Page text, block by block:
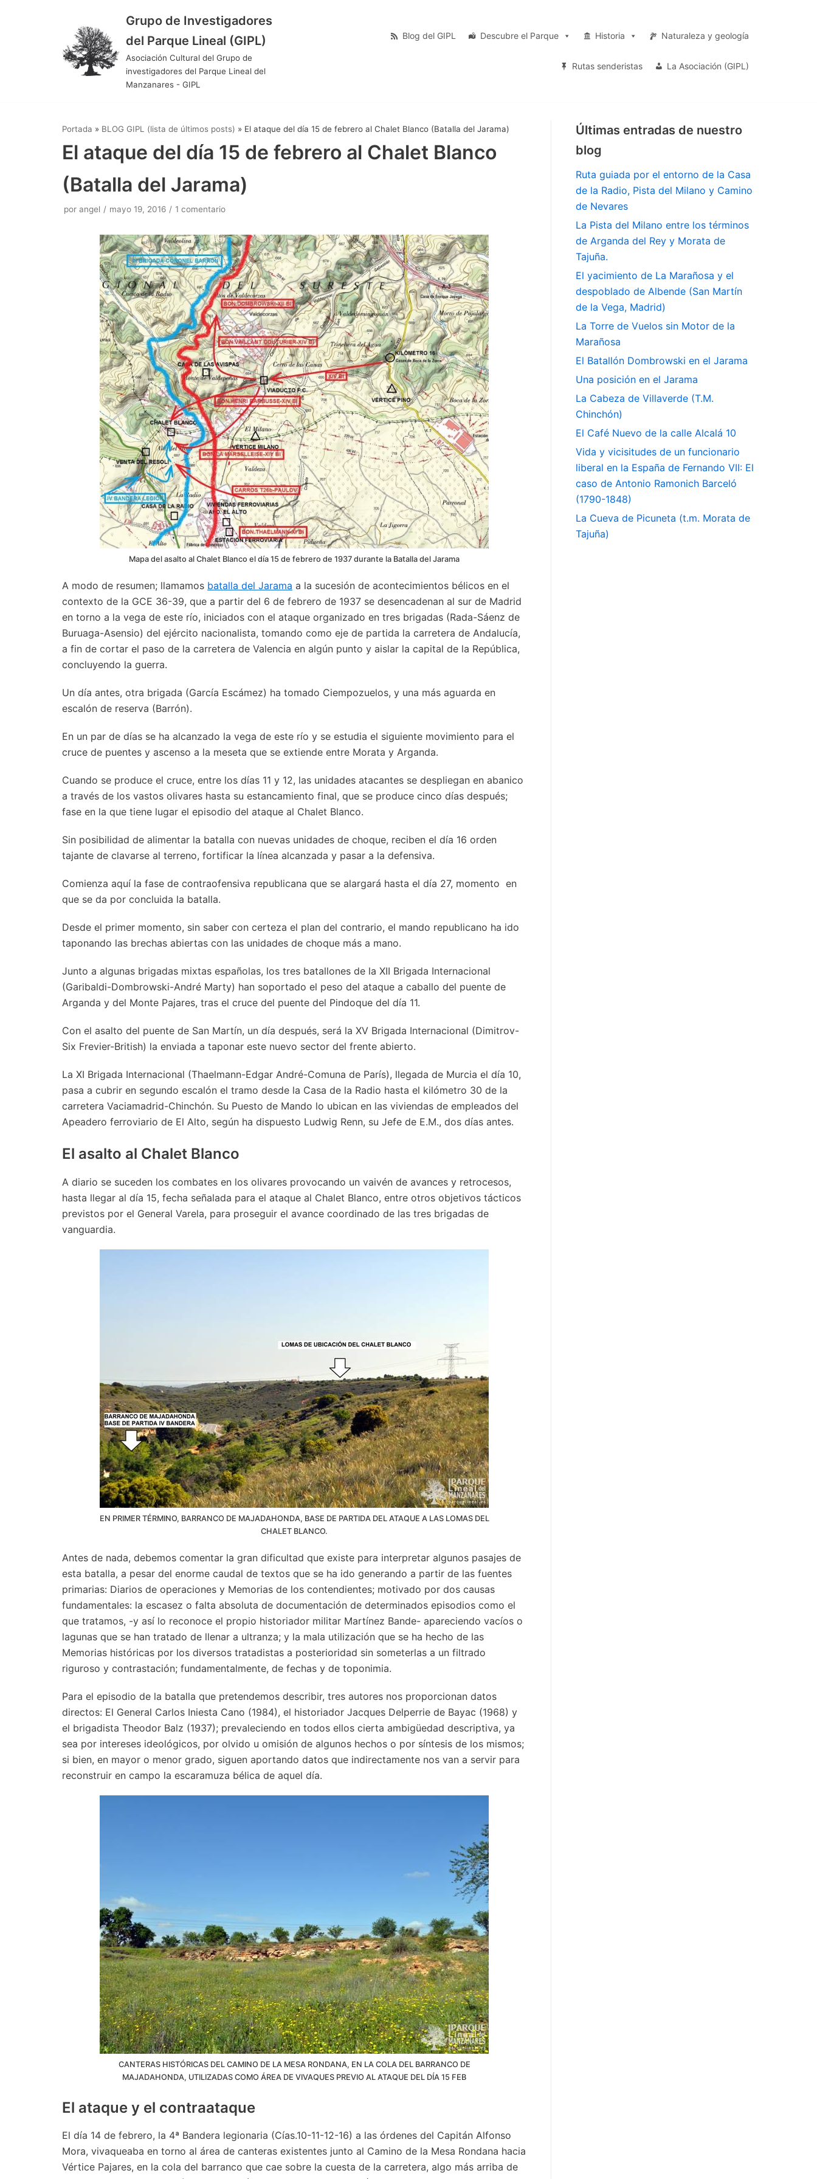
Grupo de Investigadores
del Parque Lineal (GIPL)
Asociación Cultural del Grupo de
investigadores del Parque Lineal del
Manzanares - GIPL
Blog del GIPL Descubre el Parque Historia Naturaleza y geología
Rutas senderistas La Asociación (GIPL)
Portada » BLOG GIPL (lista de últimos posts) » El ataque del día 15 de febrero al Chalet Blanco (Batalla del Jarama)
El ataque del día 15 de febrero al Chalet Blanco
(Batalla del Jarama)
por angel mayo 19, 2016 1 comentario
Mapa del asalto al Chalet Blanco el día 15 de febrero de 1937 durante la Batalla del Jarama
A modo de resumen; llamamos batalla del Jarama a la sucesión de acontecimientos bélicos en el
contexto de la GCE 36-39, que a partir del 6 de febrero de 1937 se desencadenan al sur de Madrid
en torno a la vega de este río, iniciados con el ataque organizado en tres brigadas (Rada-Sáenz de
Buruaga-Asensio) del ejército nacionalista, tomando como eje de partida la carretera de Andalucía,
a fin de cortar el paso de la carretera de Valencia en algún punto y aislar la capital de la República,
concluyendo la guerra.
Un día antes, otra brigada (García Escámez) ha tomado Ciempozuelos, y una más aguarda en
escalón de reserva (Barrón).
En un par de días se ha alcanzado la vega de este río y se estudia el siguiente movimiento para el
cruce de puentes y ascenso a la meseta que se extiende entre Morata y Arganda.
Cuando se produce el cruce, entre los días 11 y 12, las unidades atacantes se despliegan en abanico
a través de los vastos olivares hasta su estancamiento final, que se produce cinco días después;
fase en la que tiene lugar el episodio del ataque al Chalet Blanco.
Sin posibilidad de alimentar la batalla con nuevas unidades de choque, reciben el día 16 orden
tajante de clavarse al terreno, fortificar la línea alcanzada y pasar a la defensiva.
Comienza aquí la fase de contraofensiva republicana que se alargará hasta el día 27, momento en
que se da por concluida la batalla.
Desde el primer momento, sin saber con certeza el plan del contrario, el mando republicano ha ido
taponando las brechas abiertas con las unidades de choque más a mano.
Junto a algunas brigadas mixtas españolas, los tres batallones de la XII Brigada Internacional
(Garibaldi-Dombrowski-André Marty) han soportado el peso del ataque a caballo del puente de
Arganda y del Monte Pajares, tras el cruce del puente del Pindoque del día 11.
Con el asalto del puente de San Martín, un día después, será la XV Brigada Internacional (Dimitrov-
Six Frevier-British) la enviada a taponar este nuevo sector del frente abierto.
La XI Brigada Internacional (Thaelmann-Edgar André-Comuna de París), llegada de Murcia el día 10,
pasa a cubrir en segundo escalón el tramo desde la Casa de la Radio hasta el kilómetro 30 de la
carretera Vaciamadrid-Chinchón. Su Puesto de Mando lo ubican en las viviendas de empleados del
Apeadero ferroviario de El Alto, según ha dispuesto Ludwig Renn, su Jefe de E.M., dos días antes.
El asalto al Chalet Blanco
A diario se suceden los combates en los olivares provocando un vaivén de avances y retrocesos,
hasta llegar al día 15, fecha señalada para el ataque al Chalet Blanco, entre otros objetivos tácticos
previstos por el General Varela, para proseguir el avance coordinado de las tres brigadas de
vanguardia.
EN PRIMER TÉRMINO, BARRANCO DE MAJADAHONDA, BASE DE PARTIDA DEL ATAQUE A LAS LOMAS DEL
CHALET BLANCO.
Antes de nada, debemos comentar la gran dificultad que existe para interpretar algunos pasajes de
esta batalla, a pesar del enorme caudal de textos que se ha ido generando a partir de las fuentes
primarias: Diarios de operaciones y Memorias de los contendientes; motivado por dos causas
fundamentales: la escasez o falta absoluta de documentación de determinados episodios como el
que tratamos, -y así lo reconoce el propio historiador militar Martínez Bande- apareciendo vacíos o
lagunas que se han tratado de llenar a ultranza; y la mala utilización que se ha hecho de las
Memorias históricas por los diversos tratadistas a posterioridad sin someterlas a un filtrado
riguroso y contrastación; fundamentalmente, de fechas y de toponimia.
Para el episodio de la batalla que pretendemos describir, tres autores nos proporcionan datos
directos: El General Carlos Iniesta Cano (1984), el historiador Jacques Delperrie de Bayac (1968) y
el brigadista Theodor Balz (1937); prevaleciendo en todos ellos cierta ambigüedad descriptiva, ya
sea por intereses ideológicos, por olvido u omisión de algunos hechos o por síntesis de los mismos;
si bien, en mayor o menor grado, siguen aportando datos que indirectamente nos van a servir para
reconstruir en campo la escaramuza bélica de aquel día.
CANTERAS HISTÓRICAS DEL CAMINO DE LA MESA RONDANA, EN LA COLA DEL BARRANCO DE
MAJADAHONDA, UTILIZADAS COMO ÁREA DE VIVAQUES PREVIO AL ATAQUE DEL DÍA 15 FEB
El ataque y el contraataque
El día 14 de febrero, la 4ª Bandera legionaria (Cías.10-11-12-16) a las órdenes del Capitán Alfonso
Mora, vivaqueaba en torno al área de canteras existentes junto al Camino de la Mesa Rondana hacia
Vértice Pajares, en la cola del barranco que cae sobre la cuesta de la carretera, algo más arriba de
Últimas entradas de nuestro
blog
Ruta guiada por el entorno de la Casa
de la Radio, Pista del Milano y Camino
de Nevares
La Pista del Milano entre los términos
de Arganda del Rey y Morata de
Tajuña.
El yacimiento de La Marañosa y el
despoblado de Albende (San Martín
de la Vega, Madrid)
La Torre de Vuelos sin Motor de la
Marañosa
El Batallón Dombrowski en el Jarama
Una posición en el Jarama
La Cabeza de Villaverde (T.M.
Chinchón)
El Café Nuevo de la calle Alcalá 10
Vida y vicisitudes de un funcionario
liberal en la España de Fernando VII: El
caso de Antonio Ramonich Barceló
(1790-1848)
La Cueva de Picuneta (t.m. Morata de
Tajuña)